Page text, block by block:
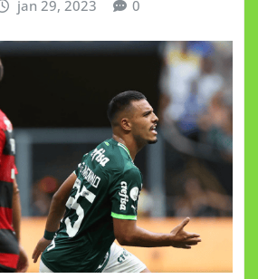
jan 29, 2023 0